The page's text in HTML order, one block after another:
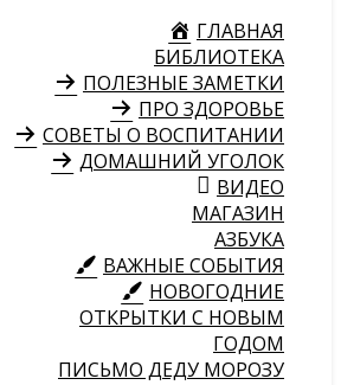
ГЛАВНАЯ
БИБЛИОТЕКА
ПОЛЕЗНЫЕ ЗАМЕТКИ
ПРО ЗДОРОВЬЕ
СОВЕТЫ О ВОСПИТАНИИ
ДОМАШНИЙ УГОЛОК
ВИДЕО
МАГАЗИН
АЗБУКА
ВАЖНЫЕ СОБЫТИЯ
НОВОГОДНИЕ
ОТКРЫТКИ С НОВЫМ
ГОДОМ
ПИСЬМО ДЕДУ МОРОЗУ